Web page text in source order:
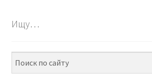
ПО НАВЫКАМ
Ищу…